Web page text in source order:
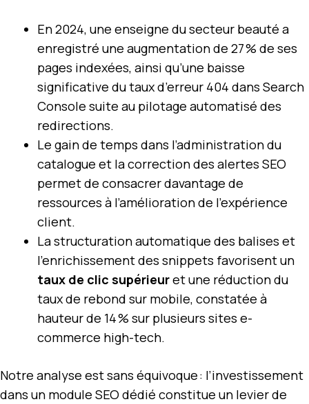
En 2024, une enseigne du secteur beauté a
enregistré une augmentation de 27 % de ses
pages indexées, ainsi qu’une baisse
significative du taux d’erreur 404 dans Search
Console suite au pilotage automatisé des
redirections.
Le gain de temps dans l’administration du
catalogue et la correction des alertes SEO
permet de consacrer davantage de
ressources à l’amélioration de l’expérience
client.
La structuration automatique des balises et
l’enrichissement des snippets favorisent un
taux de clic supérieuret une réduction du
taux de rebond sur mobile, constatée à
hauteur de 14 % sur plusieurs sites e-
commerce high-tech.
Notre analyse est sans équivoque : l’investissement
dans un module SEO dédié constitue un levier de